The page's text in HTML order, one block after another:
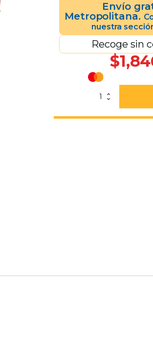
Envío
Metropolitana.
nuestra
Recoge sin
$
Contenedor